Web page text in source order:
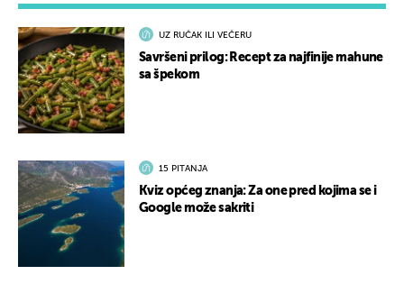
UZ RUČAK ILI VEČERU
Savršeni prilog: Recept za najfinije mahune
sa špekom
15 PITANJA
Kviz općeg znanja: Za one pred kojima se i
Google može sakriti